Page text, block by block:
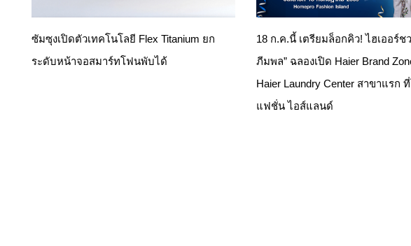
ซัมซุงเปิดตัวเทคโนโลยี Flex Titanium ยก
ระดับหน้าจอสมาร์ทโฟนพับได้
18 ก.ค.นี้ เตรียมล็อกคิว! ไฮเออร์ช
ภีมพล” ฉลองเปิด Haier Brand
Haier Laundry Center สาขาแรก
แฟชั่น ไอส์แลนด์